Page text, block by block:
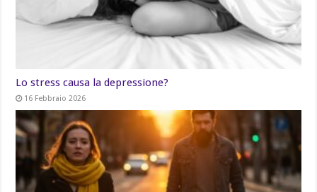
Lo stress causa la depressione?
16 Febbraio 2026